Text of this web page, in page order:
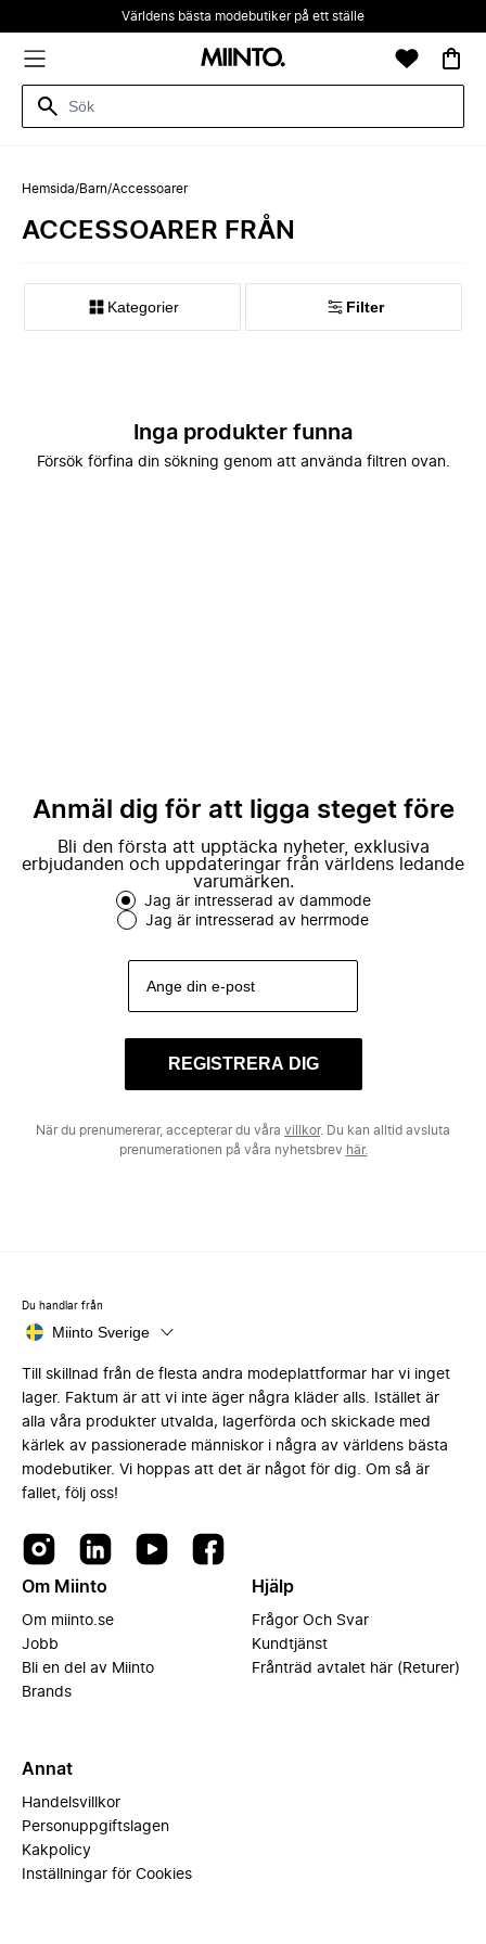
Världens bästa modebutiker på ett ställe
Hemsida/Barn/Accessoarer
ACCESSOARER FRÅN
Kategorier Filter
Inga produkter funna
Försök förfina din sökning genom att använda filtren ovan.
Anmäl dig för att ligga steget före
Bli den första att upptäcka nyheter, exklusiva
erbjudanden och uppdateringar från världens ledande
varumärken.
Jag är intresserad av dammode
Jag är intresserad av herrmode
REGISTRERA DIG
När du prenumererar, accepterar du våra villkor. Du kan alltid avsluta
prenumerationen på våra nyhetsbrev här.
Du handlar från
Miinto Sverige
Till skillnad från de flesta andra modeplattformar har vi inget
lager. Faktum är att vi inte äger några kläder alls. Istället är
alla våra produkter utvalda, lagerförda och skickade med
kärlek av passionerade människor i några av världens bästa
modebutiker. Vi hoppas att det är något för dig. Om så är
fallet, följ oss!
Om Miinto
Om miinto.se
Jobb
Bli en del av Miinto
Brands
Hjälp
Frågor Och Svar
Kundtjänst
Frånträd avtalet här (Returer)
Annat
Handelsvillkor
Personuppgiftslagen
Kakpolicy
Inställningar för Cookies